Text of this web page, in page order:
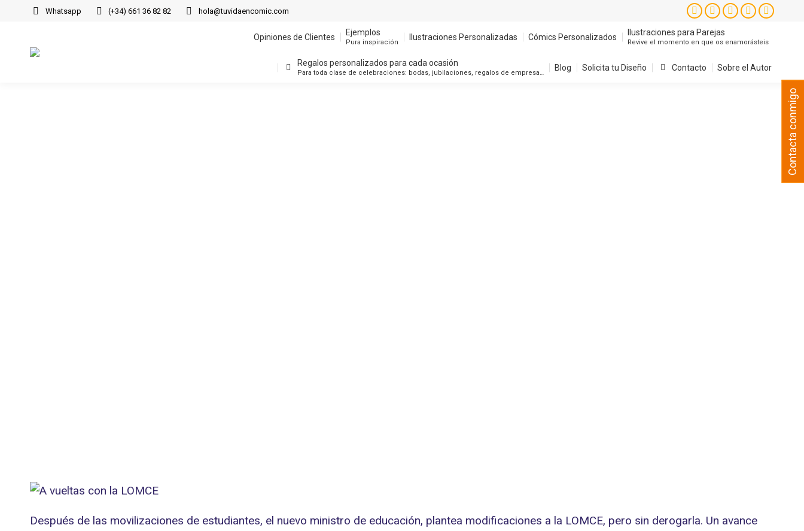
Whatsapp (+34) 661 36 82 82 hola@tuvidaencomic.com
Instagram
page
opens
in
Facebook
page
opens
in
X
opens
in
YouTube
opens
in
opens
in
new
window
Opiniones de Clientes Ejemplos
Pura inspiración
Ilustraciones Personalizadas Cómics Personalizados Ilustraciones para Parejas
Revive el momento en que os enamorásteis
Regalos personalizados para cada ocasión
Para toda clase de celebraciones: bodas, jubilaciones, regalos de empresa…
Blog Solicita tu Diseño Contacto Sobre el Autor
Después de las movilizaciones de estudiantes, el nuevo ministro de educación, plantea modificaciones a la LOMCE, pero sin derogarla. Un avance
Contacta conmigo